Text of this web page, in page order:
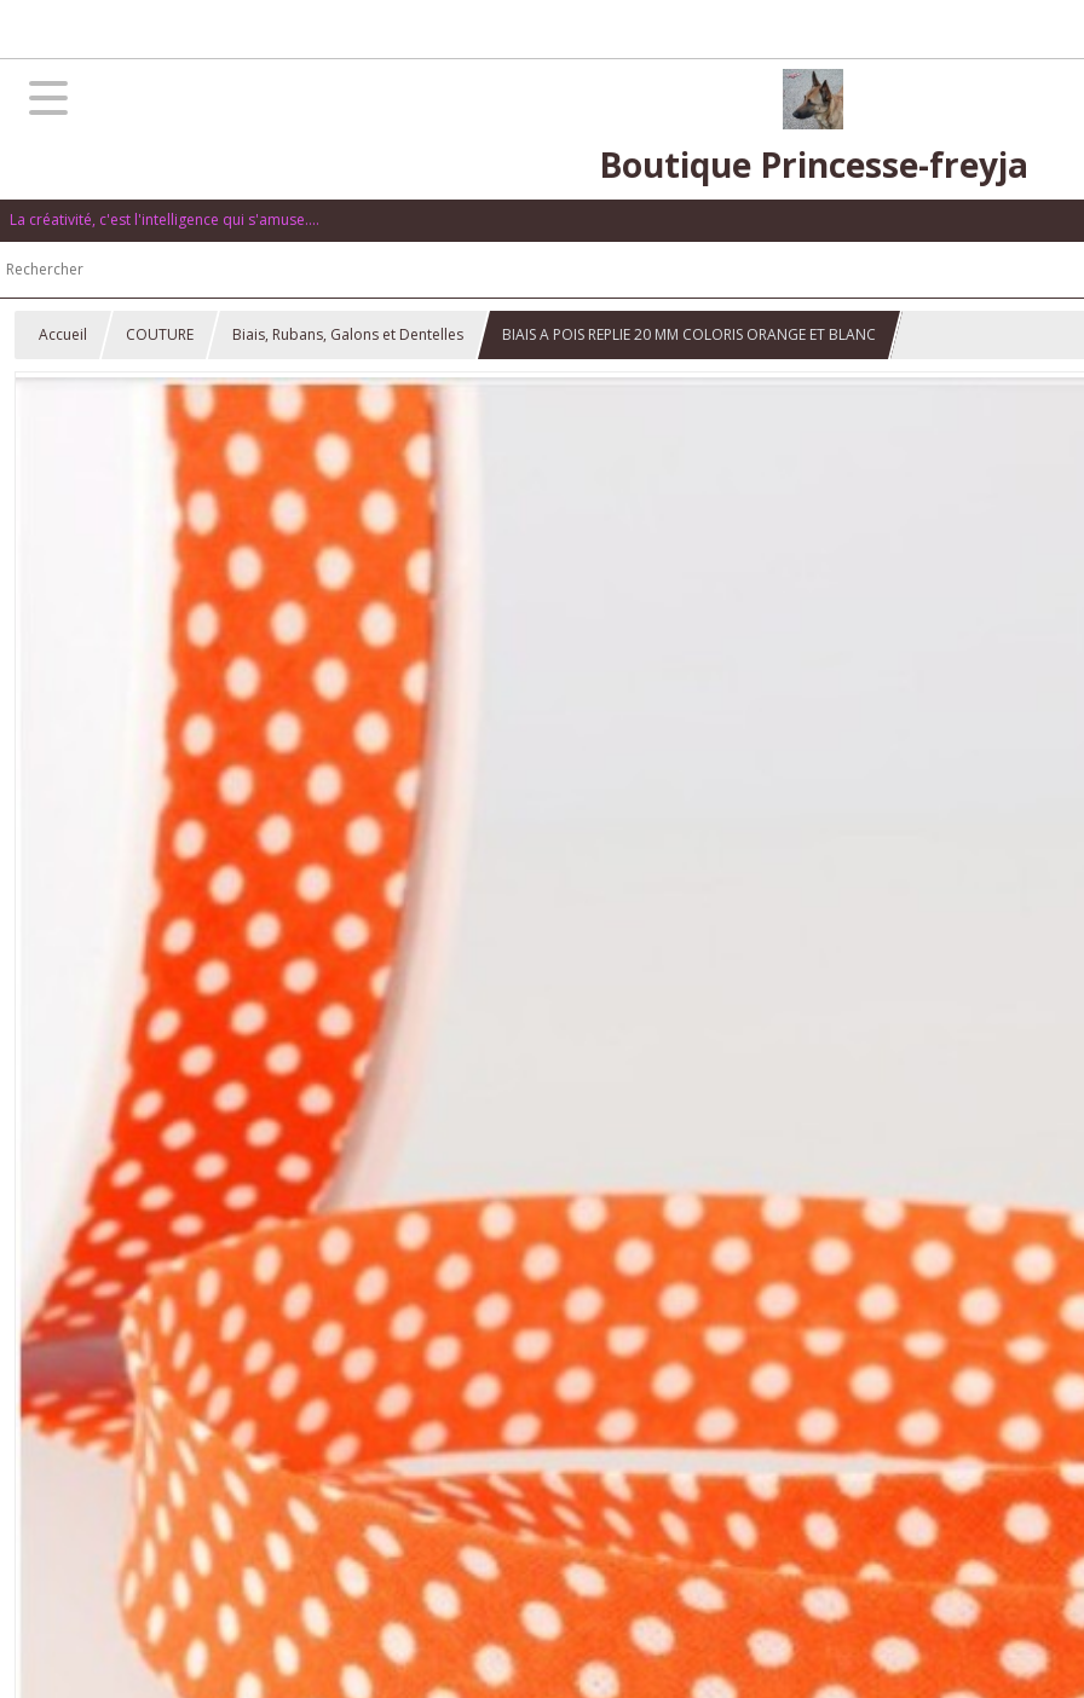
Boutique Princesse-freyja
La créativité, c'est l'intelligence qui s'amuse....
Accueil COUTURE Biais, Rubans, Galons et Dentelles BIAIS A POIS REPLIE 20 MM COLORIS ORANGE ET BLANC